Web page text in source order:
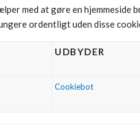
med at gøre en
ordentligt uden disse
UDBYDER
Cookiebot